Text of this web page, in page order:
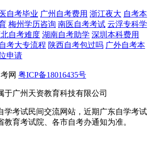
自考毕业 广州自考费用 浙江夜大 自考本
梅州学历咨询 南医自考考试 云浮专科学
自考难度 湖南自考助学 深圳本科费用
考大专流程 陕西自考包过吗 广外自考本
申请
网 粤ICP备18016435号
于广州天资教育科技有限公司
学考试民间交流网站，近期广东自学考试
教育考试院、各市自考办通知为准。